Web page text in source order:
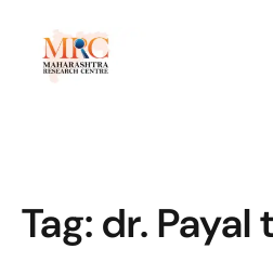
Tag: dr. Payal